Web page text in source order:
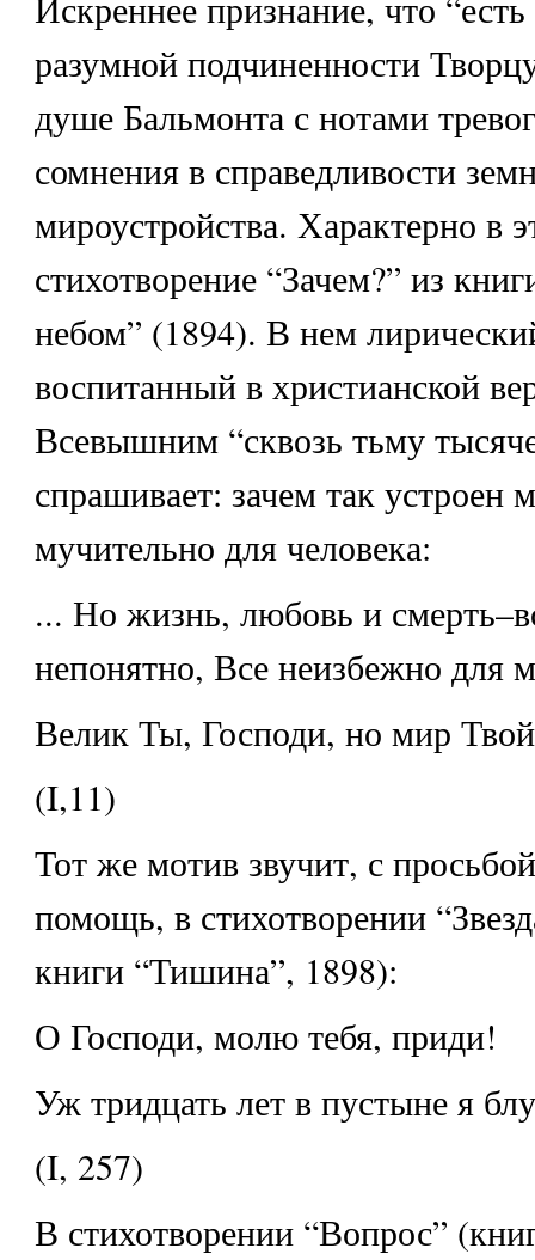
разумной подчиненности
душе Бальмонта с нотами
сомнения в справедливости
мироустройства. Характерно в
стихотворение “Зачем?” из
небом” (1894). В нем
воспитанный в христианской
Всевышним “сквозь тьму
спрашивает: зачем так устроен
мучительно для человека:
... Но жизнь, любовь и
непонятно, Все неизбежно для
Велик Ты, Господи, но мир
(I,11)
Тот же мотив звучит, с
помощь, в стихотворении
книги “Тишина”, 1898):
О Господи, молю тебя, приди!
Уж тридцать лет в пустыне я
(I, 257)
В стихотворении “Вопрос”